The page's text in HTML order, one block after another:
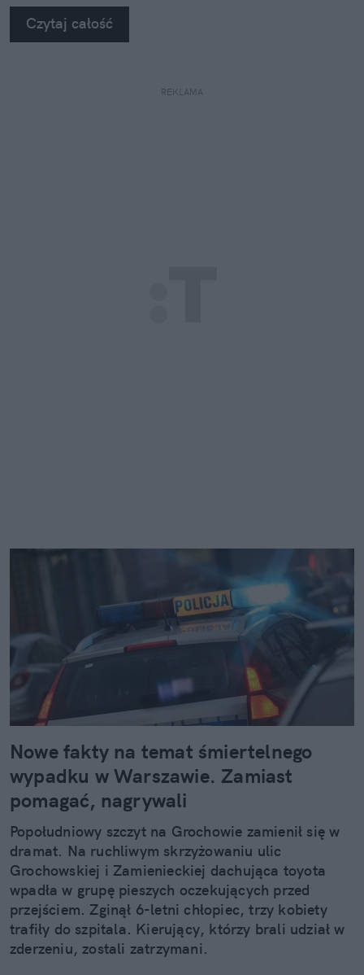
Czytaj całość
REKLAMA
Nowe fakty na temat śmiertelnego
wypadku w Warszawie. Zamiast
pomagać, nagrywali
Popołudniowy szczyt na Grochowie zamienił się w
dramat. Na ruchliwym skrzyżowaniu ulic
Grochowskiej i Zamienieckiej dachująca toyota
wpadła w grupę pieszych oczekujących przed
przejściem. Zginął 6-letni chłopiec, trzy kobiety
trafiły do szpitala. Kierujący, którzy brali udział w
zderzeniu, zostali zatrzymani.